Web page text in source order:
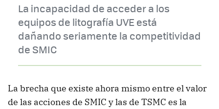
La incapacidad de acceder a los
equipos de litografía UVE está
dañando seriamente la competitividad
de SMIC
La brecha que existe ahora mismo entre el valor
de las acciones de SMIC y las de TSMC es la